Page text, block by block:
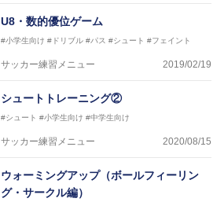
U8・数的優位ゲーム
#小学生向け #ドリブル #パス #シュート #フェイント
サッカー練習メニュー 2019/02/19
シュートトレーニング②
#シュート #小学生向け #中学生向け
サッカー練習メニュー 2020/08/15
ウォーミングアップ（ボールフィーリン
グ・サークル編）